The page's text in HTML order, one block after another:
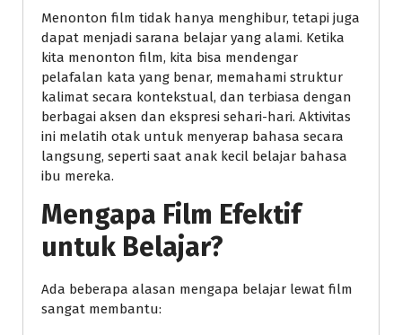
Menonton film tidak hanya menghibur, tetapi juga
dapat menjadi sarana belajar yang alami. Ketika
kita menonton film, kita bisa mendengar
pelafalan kata yang benar, memahami struktur
kalimat secara kontekstual, dan terbiasa dengan
berbagai aksen dan ekspresi sehari-hari. Aktivitas
ini melatih otak untuk menyerap bahasa secara
langsung, seperti saat anak kecil belajar bahasa
ibu mereka.
Mengapa Film Efektif
untuk Belajar?
Ada beberapa alasan mengapa belajar lewat film
sangat membantu: